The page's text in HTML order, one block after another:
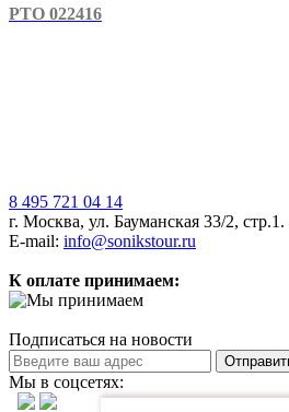
РТО 022416
8 495 721 04 14
г. Москва, ул. Бауманская 33/2, стр.1.
E-mail: info@sonikstour.ru
К оплате принимаем:
Подписаться на новости
Мы в соцсетях: